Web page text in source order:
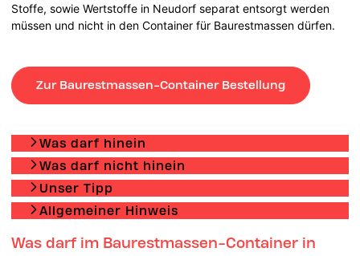
Stoffe, sowie Wertstoffe in Neudorf separat entsorgt werden
müssen und nicht in den Container für Baurestmassen dürfen.
Zur Baurestmassen-Container Bestellung
Was darf hinein
Was darf nicht hinein
Unser Tipp
Allgemeiner Hinweis
Was darf im Baurestmassen-Container in